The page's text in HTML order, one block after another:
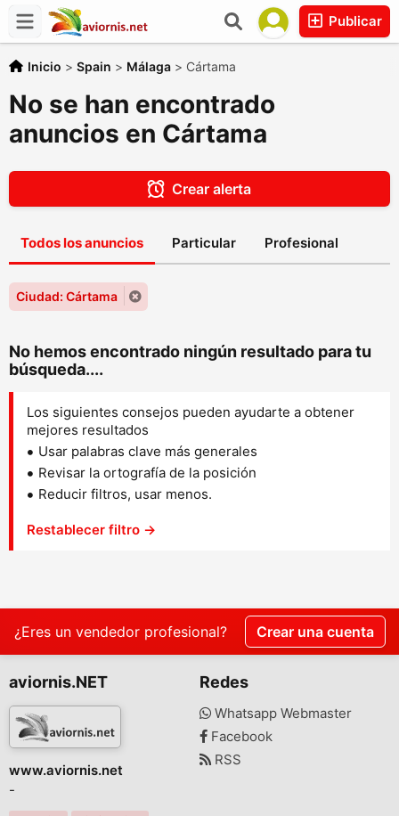
Publicar
Inicio > Spain > Málaga > Cártama
No se han encontrado
anuncios en Cártama
Crear alerta
Todos los anuncios Particular Profesional
Ciudad: Cártama
No hemos encontrado ningún resultado para tu
búsqueda....
Los siguientes consejos pueden ayudarte a obtener
mejores resultados
Usar palabras clave más generales
Revisar la ortografía de la posición
Reducir filtros, usar menos.
Restablecer filtro →
¿Eres un vendedor profesional? Crear una cuenta
aviornis.NET
www.aviornis.net
-
Redes
Whatsapp Webmaster
Facebook
RSS